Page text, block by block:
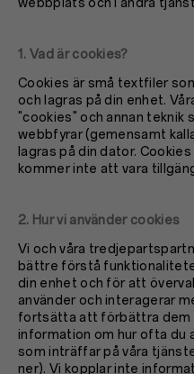
1. Vad är cookies?
Cookies är små textfiler
och lagras på din enhet.
"cookies" och annan teknik
webbfyrar (gemensamt
lagras på din dator.
kommer inte att vara
2. Hur vi använder cookies
Vi och våra
bättre förstå
din enhet och för att
använder och interagerar
fortsätta att förbättra dem
information om hur ofta du
som inträffar på våra
ner). Vi kopplar inte